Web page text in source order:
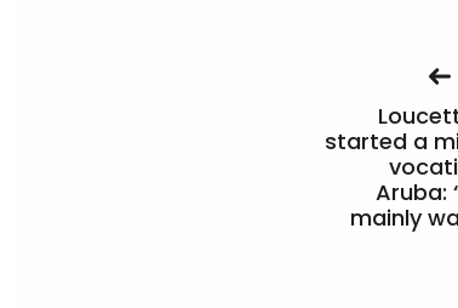
started a
Aruba:
mainly